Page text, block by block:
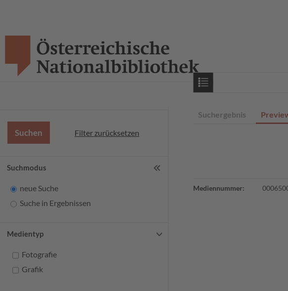
Startseite
Filter zurücksetzen
Suchmodus
neue Suche
Suche in Ergebnissen
Medientyp
Fotografie
Grafik
Suchergebnis
Mediennummer: